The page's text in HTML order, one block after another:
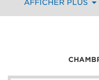
de gamme
des films sur
une cafetière, un
accessoires de
haut débit. Optez
choisissant une
AFFICHER PLUS